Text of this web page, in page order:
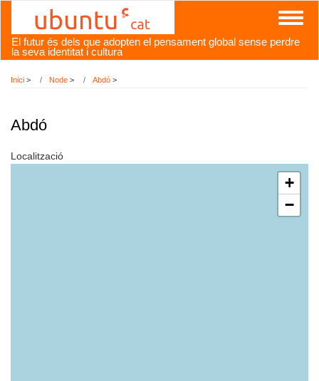
contingut
El futur és dels que adopten el pensament global sense perdre
la seva identitat i cultura
Inici > Node > Abdó >
Abdó
Localització
+
−